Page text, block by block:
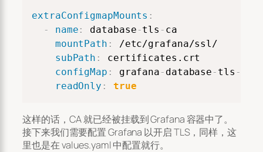
extraConfigmapMounts :
-
name : database -tls - ca
mountPath :
/etc/grafana/ssl/
subPath :
certificates.crt
configMap : grafana - database - tls -
readOnly : true
这样的话，CA 就已经被挂载到 Grafana 容器中了。
接下来我们需要配置 Grafana 以开启 TLS，同样，这
里也是在 values.yaml 中配置就行。